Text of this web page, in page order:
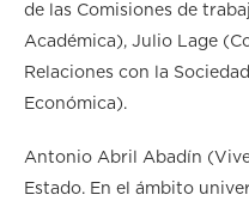
de las Comisiones de
Académica), Julio Lage
Relaciones con la
Económica).
Antonio Abril Abadín
Estado. En el ámbito